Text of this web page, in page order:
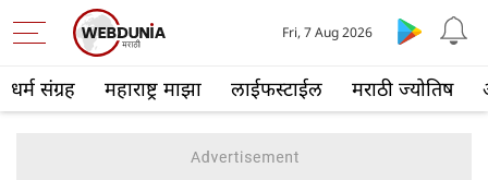
धर्म संग्रह महाराष्ट्र माझा लाईफस्टाईल मराठी ज्योतिष
Fri, 7 Aug 2026